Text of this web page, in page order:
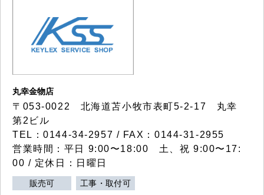
丸幸金物店
〒053-0022 北海道苫小牧市表町5-2-17 丸幸
第2ビル
TEL：0144-34-2957 / FAX：0144-31-2955
営業時間：平日 9:00〜18:00 土、祝 9:00〜17:
00 / 定休日：日曜日
販売可 工事・取付可